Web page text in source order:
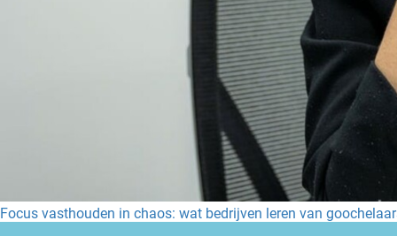
Focus vasthouden in chaos: wat bedrijven leren van